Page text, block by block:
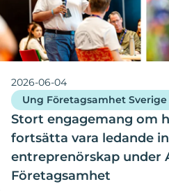
2026-06-04
Ung Företagsamhet Sverige
Stort engagemang om
fortsätta vara ledande
entreprenörskap under
Företagsamhet